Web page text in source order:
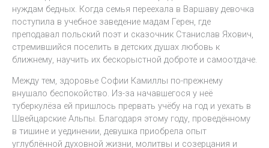
нуждам бедных. Когда семья переехала в Варшаву девочка
поступила в учебное заведение мадам Герен, где
преподавал польский поэт и сказочник Станислав Яхович,
стремившийся поселить в детских душах любовь к
ближнему, научить их бескорыстной доброте и самоотдаче.
Между тем, здоровье Софии Камиллы по-прежнему
внушало беспокойство. Из-за начавшегося у неё
туберкулёза ей пришлось прервать учёбу на год и уехать в
Швейцарские Альпы. Благодаря этому году, проведённому
в тишине и уединении, девушка приобрела опыт
углублённой духовной жизни, молитвы и созерцания и